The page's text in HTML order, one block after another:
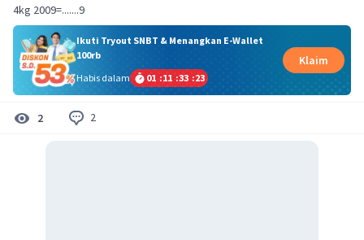
4kg 2009=.......9
Ikuti Tryout SNBT & Menangkan E-Wallet
100rb
Habis dalam
01 :11 :33 :23
Klaim
2 2